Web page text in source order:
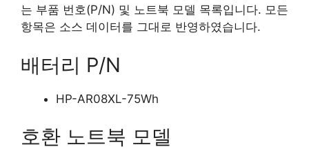
는 부품 번호(P/N) 및 노트북 모델 목록입니다. 모든
항목은 소스 데이터를 그대로 반영하였습니다.
배터리 P/N
HP-AR08XL-75Wh
호환 노트북 모델